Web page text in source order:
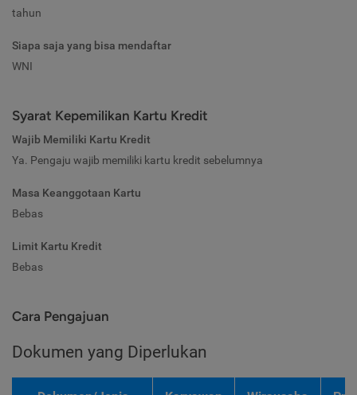
tahun
Siapa saja yang bisa mendaftar
WNI
Syarat Kepemilikan Kartu Kredit
Wajib Memiliki Kartu Kredit
Ya. Pengaju wajib memiliki kartu kredit sebelumnya
Masa Keanggotaan Kartu
Bebas
Limit Kartu Kredit
Bebas
Cara Pengajuan
Dokumen yang Diperlukan